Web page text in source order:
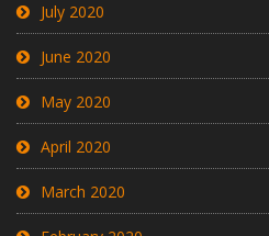
July 2020
June 2020
May 2020
April 2020
March 2020